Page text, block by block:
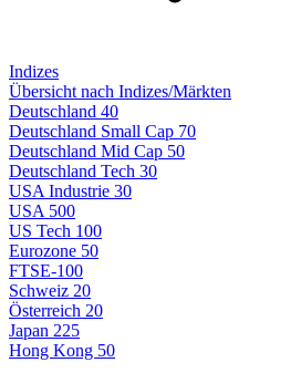
Indizes
Übersicht nach Indizes/Märkten
Deutschland 40
Deutschland Small Cap 70
Deutschland Mid Cap 50
Deutschland Tech 30
USA Industrie 30
USA 500
US Tech 100
Eurozone 50
FTSE-100
Schweiz 20
Österreich 20
Japan 225
Hong Kong 50